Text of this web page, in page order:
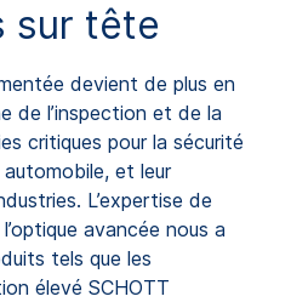
sur tête
devient de plus en
de l’inspection et de la
critiques pour la sécurité
automobile, et leur
L’expertise de
avancée nous a
tels que les
élevé SCHOTT